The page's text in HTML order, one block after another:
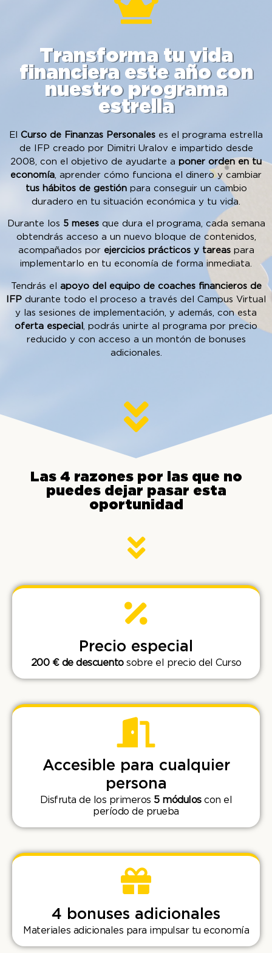
Transforma tu vida
financiera este año con
nuestro programa
estrella​
El Curso de Finanzas Personales es el programa estrella
de IFP creado por Dimitri Uralov e impartido desde
2008, con el objetivo de ayudarte a poner orden en tu
economía , aprender cómo funciona el dinero y cambiar
tus hábitos de gestiónpara conseguir un cambio
duradero en tu situación económica y tu vida.
Durante los 5 mesesque dura el programa, cada semana
obtendrás acceso a un nuevo bloque de contenidos,
acompañados por ejercicios prácticos y tareaspara
implementarlo en tu economía de forma inmediata.
Tendrás el apoyo del equipo de coaches financieros de
IFP durante todo el proceso a través del Campus Virtual
y las sesiones de implementación, y además, con esta
oferta especial
, podrás unirte al programa por precio
reducido y con acceso a un montón de bonuses
adicionales.
Las 4 razones por las que no
puedes dejar pasar esta
oportunidad
Precio especial
200 € de descuentosobre el precio del Curso
Accesible para cualquier
persona
Disfruta de los primeros 5 móduloscon el
período de prueba
4 bonuses adicionales
Materiales adicionales para impulsar tu economía